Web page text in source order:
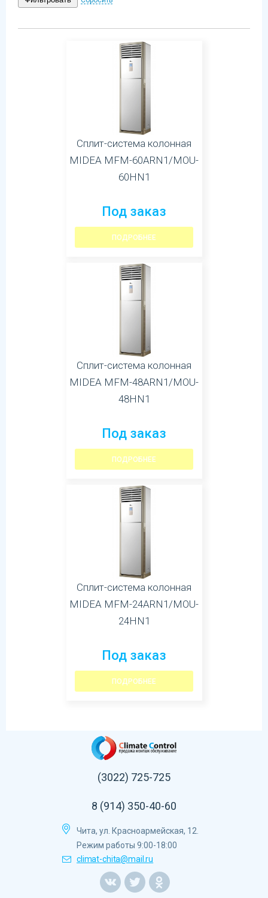
Сплит-система колонная
MIDEA MFM-60ARN1/MOU-
60HN1
Под заказ
ПОДРОБНЕЕ
Сплит-система колонная
MIDEA MFM-48ARN1/MOU-
48HN1
Под заказ
ПОДРОБНЕЕ
Сплит-система колонная
MIDEA MFM-24ARN1/MOU-
24HN1
Под заказ
ПОДРОБНЕЕ
(3022) 725-725
8 (914) 350-40-60
Чита, ул. Красноармейская, 12.
Режим работы 9:00-18:00
climat-chita@mail.ru